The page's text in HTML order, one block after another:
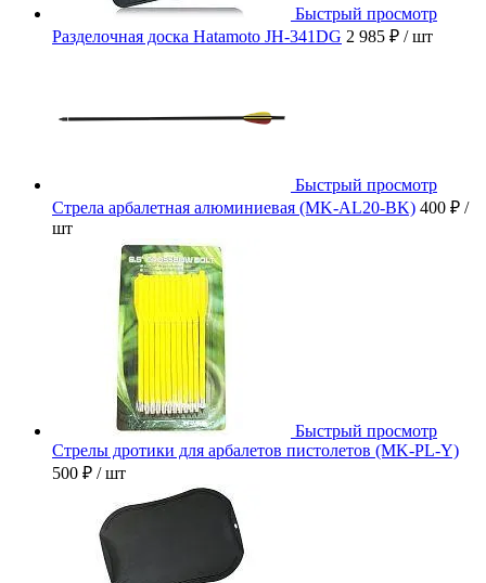
Быстрый просмотр
Разделочная доска Hatamoto JH-341DG 2 985 ₽ / шт
Быстрый просмотр
Стрела арбалетная алюминиевая (MK-AL20-BK) 400 ₽ /
шт
Быстрый просмотр
Стрелы дротики для арбалетов пистолетов (MK-PL-Y)
500 ₽ / шт